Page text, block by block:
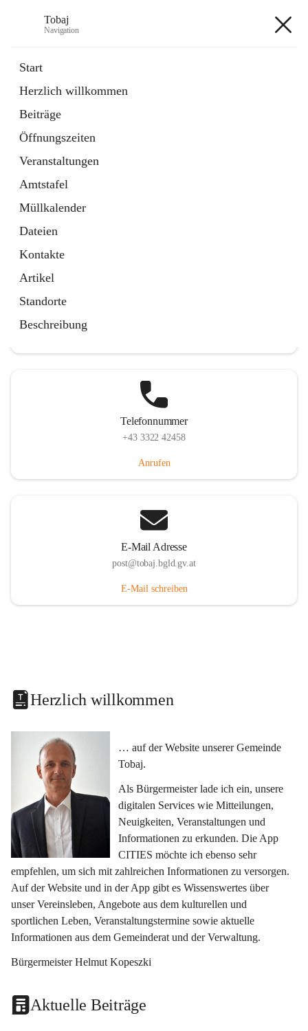
Tobaj
Navigation
Start
Herzlich willkommen
Beiträge
Öffnungszeiten
Veranstaltungen
Amtstafel
Müllkalender
Dateien
Kontakte
Artikel
Standorte
Beschreibung
Externe Webseite
in
Tab
Formulare
2 Schnellzugriffe
Telefonnummer
+43 3322 42458
Anrufen
E-Mail Adresse
post@tobaj.bgld.gv.at
E-Mail schreiben
Herzlich willkommen
… auf der Website unserer Gemeinde
Tobaj.
Als Bürgermeister lade ich ein, unsere
digitalen Services wie Mitteilungen,
Neuigkeiten, Veranstaltungen und
Informationen zu erkunden. Die App
CITIES möchte ich ebenso sehr
empfehlen, um sich mit zahlreichen Informationen zu versorgen.
Auf der Website und in der App gibt es Wissenswertes über
unser Vereinsleben, Angebote aus dem kulturellen und
sportlichen Leben, Veranstaltungstermine sowie aktuelle
Informationen aus dem Gemeinderat und der Verwaltung.
Bürgermeister Helmut Kopeszki
Aktuelle Beiträge